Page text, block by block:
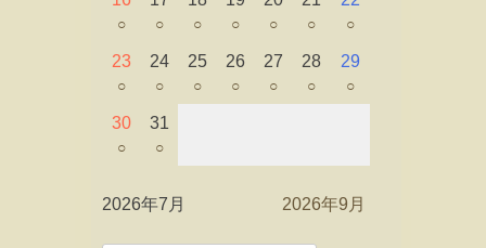
○ ○ ○ ○ ○ ○ ○
23
○
24
○
25
○
26
○
27
○
28
○
29
○
30
○
31
○
2026年7月 2026年9月